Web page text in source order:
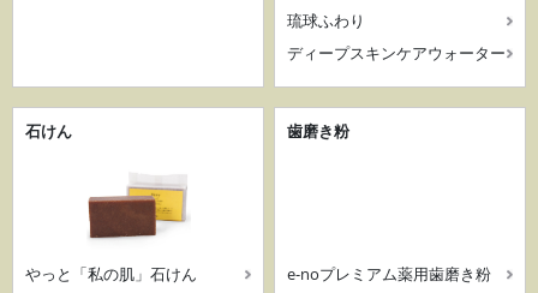
琉球ふわり
ディープスキンケアウォーター
石けん
やっと「私の肌」石けん
歯磨き粉
e-noプレミアム薬用歯磨き粉